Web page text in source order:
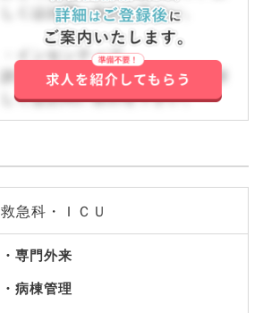
しくはお問い合わせ下さい。
・インセンティブ
詳しくはお問い合わせ下さい。詳
しくはお問い合わせ下さい。
救急科・ＩＣＵ
専門外来
病棟管理